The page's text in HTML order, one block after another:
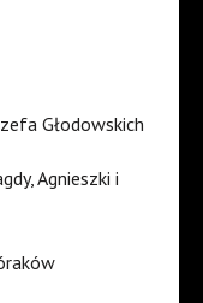
Głodowskich
Agnieszki i